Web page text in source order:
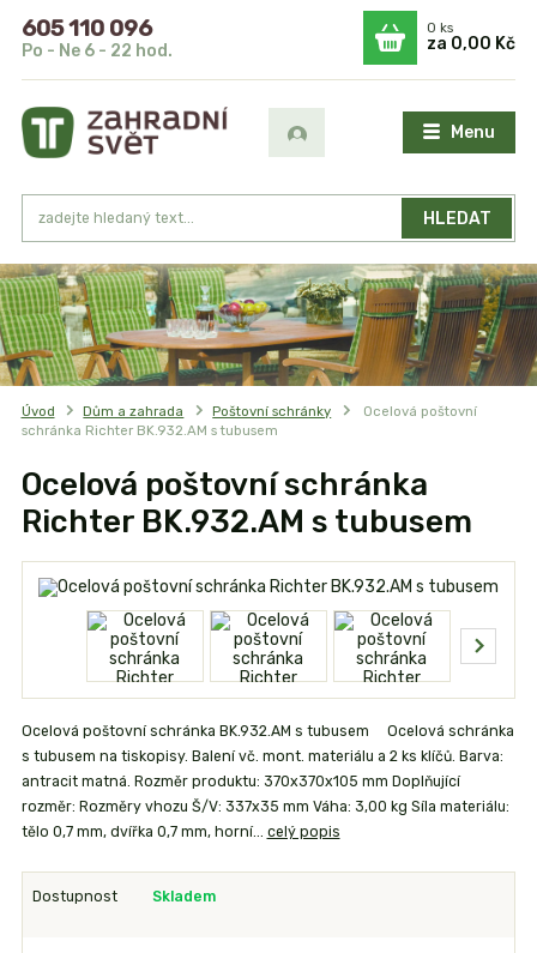
Menu
HLEDAT
605 110 096
Po - Ne 6 - 22 hod.
0ks
za 0,00 Kč
Úvod Dům a zahrada Poštovní schránky
Ocelová poštovní
schránka Richter BK.932.AM s tubusem
Ocelová poštovní schránka
Richter BK.932.AM s tubusem
Ocelová poštovní schránka BK.932.AM s tubusem Ocelová schránka
s tubusem na tiskopisy. Balení vč. mont. materiálu a 2 ks klíčů. Barva:
antracit matná. Rozměr produktu: 370x370x105 mm Doplňující
rozměr: Rozměry vhozu Š/V: 337x35 mm Váha: 3,00 kg Síla materiálu:
tělo 0,7 mm, dvířka 0,7 mm, horní... celý popis
Dostupnost Skladem